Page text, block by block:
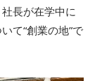
長が在学中に
て“創業の地”で